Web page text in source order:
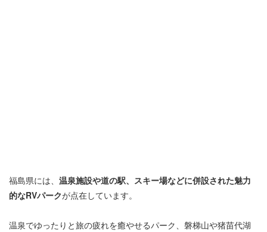
福島県には、 温泉施設や道の駅、スキー場などに併設された魅力
的なRVパークが点在しています。
温泉でゆったりと旅の疲れを癒やせるパーク、磐梯山や猪苗代湖